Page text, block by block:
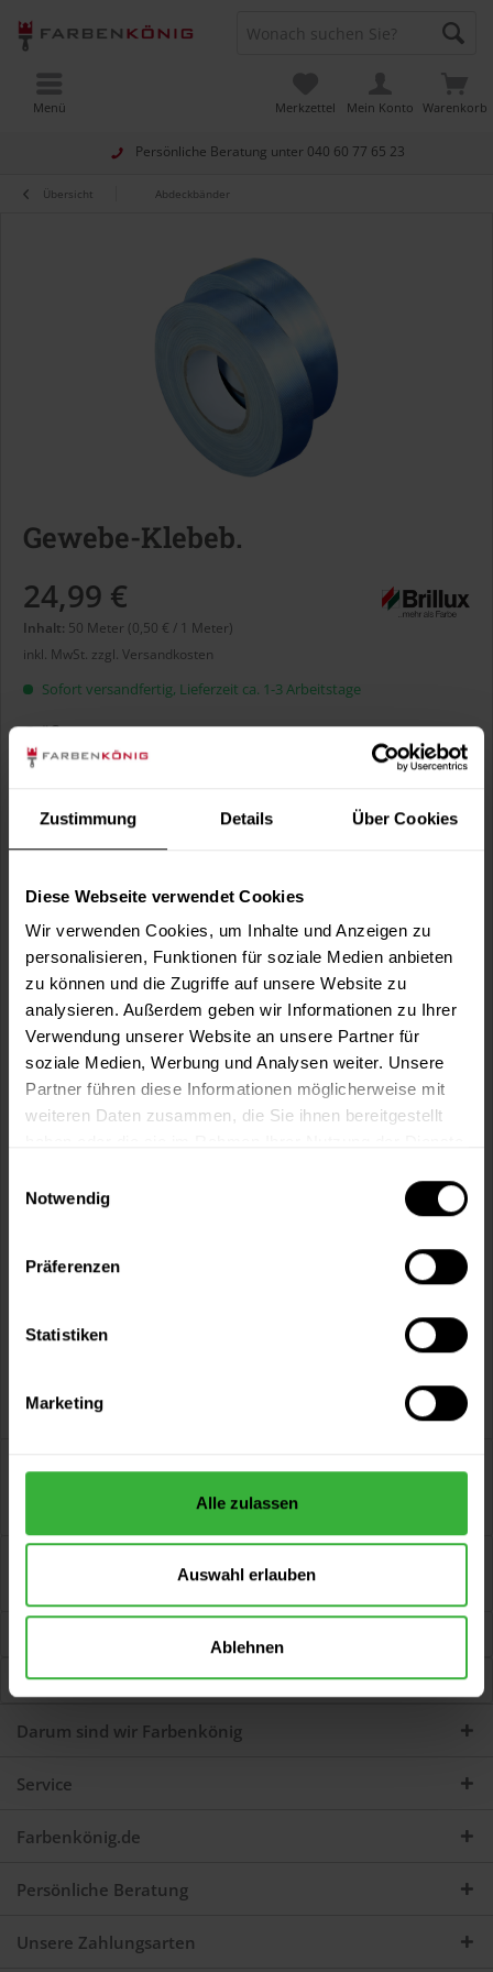
Zustimmung Details Über Cookies
Diese Webseite verwendet Cookies
Wir verwenden Cookies, um Inhalte und Anzeigen zu
personalisieren, Funktionen für soziale Medien anbieten
zu können und die Zugriffe auf unsere Website zu
analysieren. Außerdem geben wir Informationen zu Ihrer
Verwendung unserer Website an unsere Partner für
soziale Medien, Werbung und Analysen weiter. Unsere
Partner führen diese Informationen möglicherweise mit
weiteren Daten zusammen, die Sie ihnen bereitgestellt
Notwendig
Präferenzen
Statistiken
Marketing
Alle zulassen
Auswahl erlauben
Ablehnen
Persönliche Beratung unter 040 60 77 65 23
Warenkorb
Merkzettel Mein Konto
Menü
Übersicht Abdeckbänder
Gewebe-Klebeb.
24,99 €
Inhalt: 50 Meter (0,50 € / 1 Meter)
inkl. MwSt. zzgl. Versandkosten
Sofort versandfertig, Lieferzeit ca. 1-3 Arbeitstage
Größe:
In denWarenkorb
Merken Fragen zum Artikel?
Artikel-Nr.: BX3010
Sie möchten eine größere Menge kaufen
und wünschen ein Angebot?
Versand innerhalb von 48h*
Gewebe-Klebeb. PE-beschichtetes und feuchtigkeitsdichtes
Gewebeband/Steinband mit guter...mehr
Kunden haben sich ebenfalls angesehen
Darum sind wir Farbenkönig
Service
Farbenkönig.de
Persönliche Beratung
Unsere Zahlungsarten